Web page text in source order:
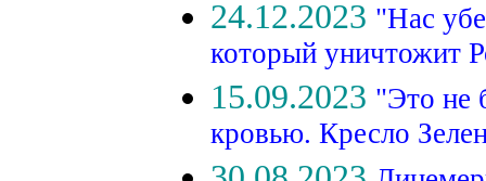
24.12.2023 "Нас
который уничтожит
15.09.2023 "Это не
кровью. Кресло